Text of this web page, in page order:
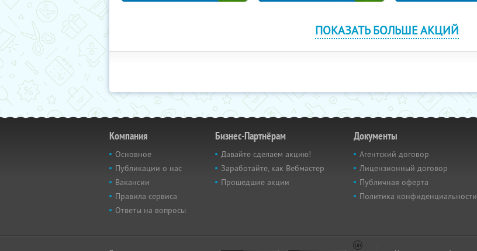
ПОКАЗАТЬ БОЛЬШЕ АКЦИЙ
Компания
Основное
Публикации о нас
Вакансии
Правила сервиса
Ответы на вопросы
Бизнес-Партнёрам
Давайте сделаем акцию!
Заработайте, как Вебмастер
Прошедшие акции
Документы
Агентский договор
Лицензионный договор
Публичная оферта
Политика конфиденциальности